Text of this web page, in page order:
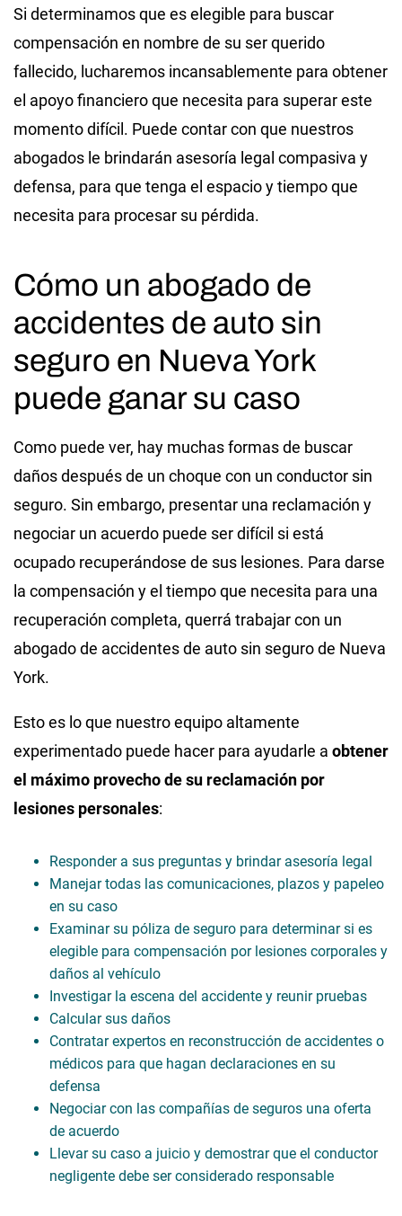
Si determinamos que es elegible para buscar
compensación en nombre de su ser querido
fallecido, lucharemos incansablemente para obtener
el apoyo financiero que necesita para superar este
momento difícil. Puede contar con que nuestros
abogados le brindarán asesoría legal compasiva y
defensa, para que tenga el espacio y tiempo que
necesita para procesar su pérdida.
Cómo un abogado de
accidentes de auto sin
seguro en Nueva York
puede ganar su caso
Como puede ver, hay muchas formas de buscar
daños después de un choque con un conductor sin
seguro. Sin embargo, presentar una reclamación y
negociar un acuerdo puede ser difícil si está
ocupado recuperándose de sus lesiones. Para darse
la compensación y el tiempo que necesita para una
recuperación completa, querrá trabajar con un
abogado de accidentes de auto sin seguro de Nueva
York.
Esto es lo que nuestro equipo altamente
experimentado puede hacer para ayudarle a obtener
el máximo provecho de su reclamación por
lesiones personales:
Responder a sus preguntas y brindar asesoría legal
Manejar todas las comunicaciones, plazos y papeleo
en su caso
Examinar su póliza de seguro para determinar si es
elegible para compensación por lesiones corporales y
daños al vehículo
Investigar la escena del accidente y reunir pruebas
Calcular sus daños
Contratar expertos en reconstrucción de accidentes o
médicos para que hagan declaraciones en su
defensa
Negociar con las compañías de seguros una oferta
de acuerdo
Llevar su caso a juicio y demostrar que el conductor
negligente debe ser considerado responsable